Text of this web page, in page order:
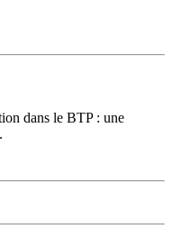
dans le BTP : une